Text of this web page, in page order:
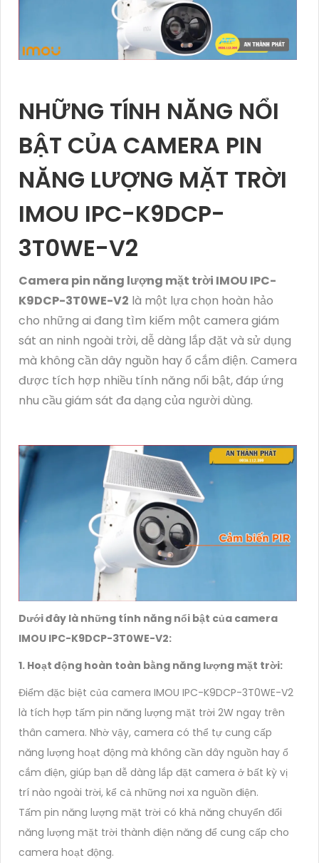
NHỮNG TÍNH NĂNG NỔI
BẬT CỦA CAMERA PIN
NĂNG LƯỢNG MẶT TRỜI
IMOU IPC-K9DCP-
3T0WE-V2
Camera pin năng lượng mặt trời IMOU IPC-
K9DCP-3T0WE-V2 là một lựa chọn hoàn hảo
cho những ai đang tìm kiếm một camera giám
sát an ninh ngoài trời, dễ dàng lắp đặt và sử dụng
mà không cần dây nguồn hay ổ cắm điện. Camera
được tích hợp nhiều tính năng nổi bật, đáp ứng
nhu cầu giám sát đa dạng của người dùng.
Dưới đây là những tính năng nổi bật của camera
IMOU IPC-K9DCP-3T0WE-V2:
1. Hoạt động hoàn toàn bằng năng lượng mặt trời:
Điểm đặc biệt của camera IMOU IPC-K9DCP-3T0WE-V2
là tích hợp tấm pin năng lượng mặt trời 2W ngay trên
thân camera. Nhờ vậy, camera có thể tự cung cấp
năng lượng hoạt động mà không cần dây nguồn hay ổ
cắm điện, giúp bạn dễ dàng lắp đặt camera ở bất kỳ vị
trí nào ngoài trời, kể cả những nơi xa nguồn điện.
Tấm pin năng lượng mặt trời có khả năng chuyển đổi
năng lượng mặt trời thành điện năng để cung cấp cho
camera hoạt động.